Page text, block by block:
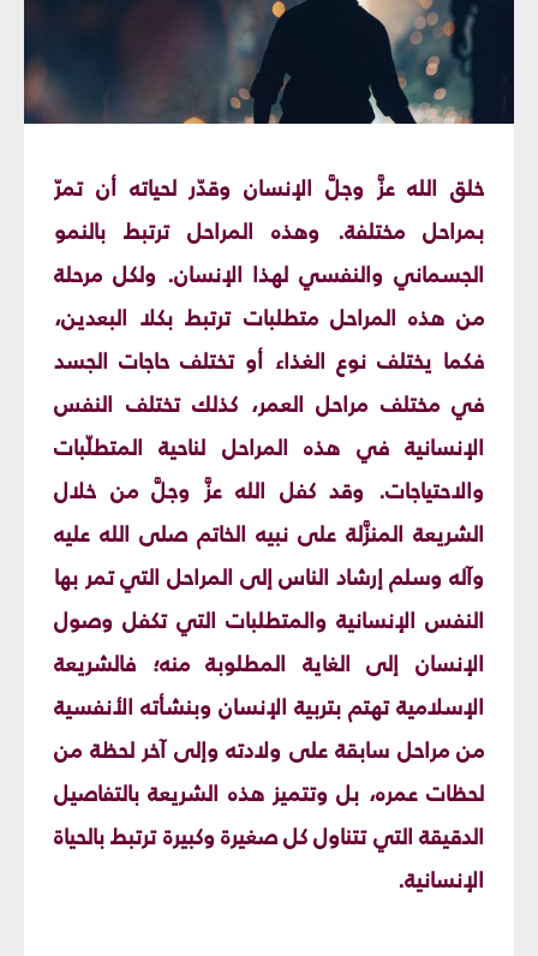
خلق الله عزَّ وجلَّ الإنسان وقدّر لحياته أن تمرّ
بمراحل مختلفة. وهذه المراحل ترتبط بالنمو
الجسماني والنفسي لهذا الإنسان. ولكل مرحلة
من هذه المراحل متطلبات ترتبط بكلا البعدين،
فكما يختلف نوع الغذاء أو تختلف حاجات الجسد
في مختلف مراحل العمر، كذلك تختلف النفس
الإنسانية في هذه المراحل لناحية المتطلّبات
والاحتياجات. وقد كفل الله عزَّ وجلَّ من خلال
الشريعة المنزَّلة على نبيه الخاتم صلى الله عليه
وآله وسلم إرشاد الناس إلى المراحل التي تمر بها
النفس الإنسانية والمتطلبات التي تكفل وصول
الإنسان إلى الغاية المطلوبة منه؛ فالشريعة
الإسلامية تهتم بتربية الإنسان وبنشأته الأنفسية
من مراحل سابقة على ولادته وإلى آخر لحظة من
لحظات عمره، بل وتتميز هذه الشريعة بالتفاصيل
الدقيقة التي تتناول كل صغيرة وكبيرة ترتبط بالحياة
الإنسانية.